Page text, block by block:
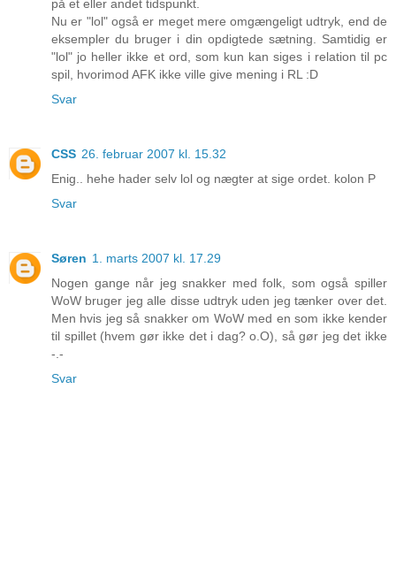
på et eller andet tidspunkt.
Nu er "lol" også er meget mere omgængeligt udtryk, end de
eksempler du bruger i din opdigtede sætning. Samtidig er
"lol" jo heller ikke et ord, som kun kan siges i relation til pc
spil, hvorimod AFK ikke ville give mening i RL :D
Svar
CSS 26. februar 2007 kl. 15.32
Enig.. hehe hader selv lol og nægter at sige ordet. kolon P
Svar
Søren 1. marts 2007 kl. 17.29
Nogen gange når jeg snakker med folk, som også spiller
WoW bruger jeg alle disse udtryk uden jeg tænker over det.
Men hvis jeg så snakker om WoW med en som ikke kender
til spillet (hvem gør ikke det i dag? o.O), så gør jeg det ikke
-.-
Svar